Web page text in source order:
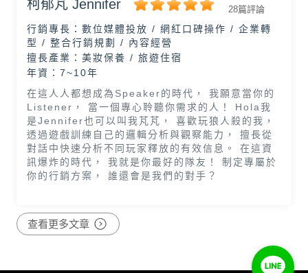
柯郁芃 Jennifer 28篇評論
行銷專長： 數位媒體投放 / 網紅口碑操作 / 企業轉
型 / 整合行銷規劃 / 內容經營
擅長產業： 美妝保養 / 旅遊住宿
年資：7~10年
在這人人都想成為Speaker的時代， 我願意當你的
Listener， 當一個專心聆聽你需求的人！ Hola我
是Jennifer也可以叫我芃芃， 喜歡玩狼人殺的我，
透過遊戲訓練自己的邏輯分析與觀察能力， 擅長從
對話中快速分析不同玩家釋放的有效信息。 在這資
訊爆炸的時代， 我就是你最好的隊友！ 制定專屬於
你的行銷方案， 誰還會是我們的對手？
查看更多文章